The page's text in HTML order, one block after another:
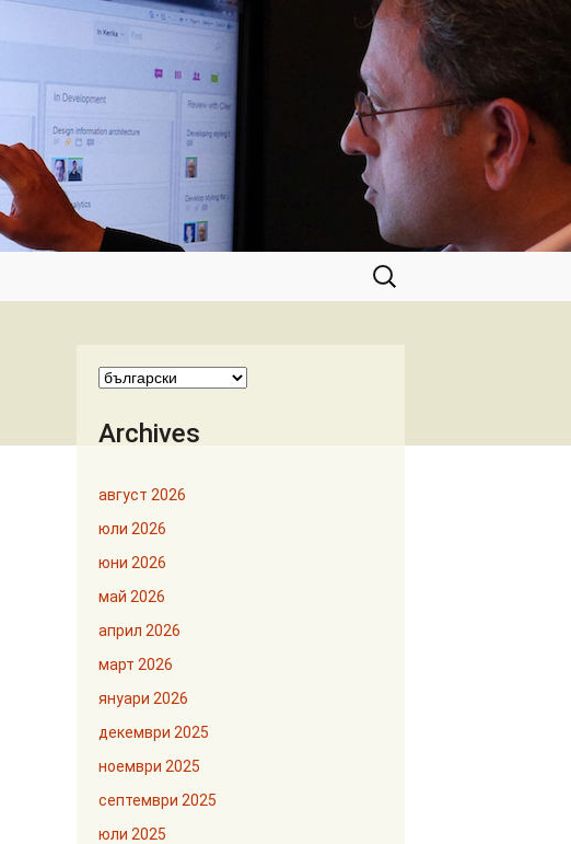
Търсене
за:
Archives
август 2026
юли 2026
юни 2026
май 2026
април 2026
март 2026
януари 2026
декември 2025
ноември 2025
септември 2025
юли 2025